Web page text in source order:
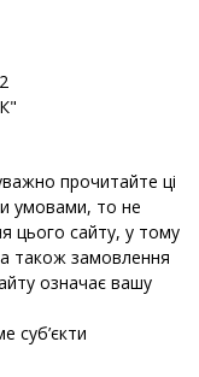
прочитайте ці
умовами, то не
цього сайту, у тому
також замовлення
означає вашу
суб’єкти